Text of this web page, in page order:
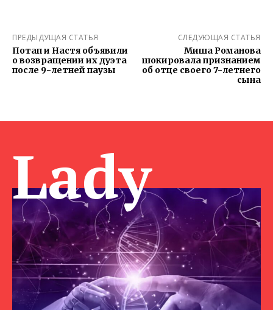
ПРЕДЫДУЩАЯ СТАТЬЯ
Потап и Настя объявили
о возвращении их дуэта
после 9-летней паузы
СЛЕДУЮЩАЯ СТАТЬЯ
Миша Романова
шокировала признанием
об отце своего 7-летнего
сына
Lady